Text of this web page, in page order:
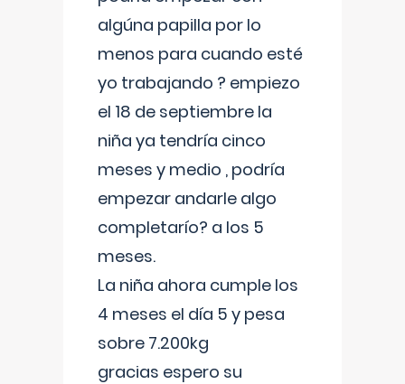
algúna papilla por lo
menos para cuando esté
yo trabajando ? empiezo
el 18 de septiembre la
niña ya tendría cinco
meses y medio , podría
empezar andarle algo
completarío? a los 5
meses.
La niña ahora cumple los
4 meses el día 5 y pesa
sobre 7.200kg
gracias espero su